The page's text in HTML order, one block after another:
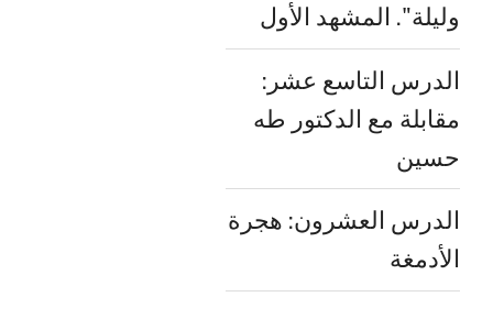
وليلة". المشهد الأول
الدرس التاسع عشر:
مقابلة مع الدكتور طه
حسين
الدرس العشرون: هجرة
الأدمغة